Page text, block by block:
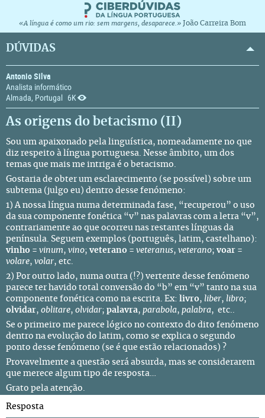
«A língua é como um rio: sem margens, desaparece.» João Carreira Bom
DÚVIDAS
Antonio Silva
Analista informático
Almada, Portugal
6K
As origens do betacismo (II)
Sou um apaixonado pela linguística, nomeadamente no que
diz respeito à língua portuguesa. Nesse âmbito, um dos
temas que mais me intriga é o betacismo.
Gostaria de obter um esclarecimento (se possível) sobre um
subtema (julgo eu) dentro desse fenómeno:
1) A nossa língua numa determinada fase, “recuperou” o uso
da sua componente fonética “v” nas palavras com a letra “v”,
contrariamente ao que ocorreu nas restantes línguas da
península. Seguem exemplos (português, latim, castelhano):
vinho = vinum, vino; veterano = veteranus, veterano; voar =
volare, volar, etc.
2) Por outro lado, numa outra (!?) vertente desse fenómeno
parece ter havido total conversão do “b” em “v” tanto na sua
componente fonética como na escrita. Ex: livro, liber, libro;
olvidar, oblitare, olvidar; palavra, parabola, palabra, etc..
Se o primeiro me parece lógico no contexto do dito fenómeno
dentro na evolução do latim, como se explica o segundo
ponto desse fenómeno (se é que estão relacionados) ?
Provavelmente a questão será absurda, mas se considerarem
que merece algum tipo de resposta…
Grato pela atenção.
Resposta